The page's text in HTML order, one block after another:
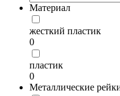
Материал
жесткий пластик
0
пластик
0
Металлические